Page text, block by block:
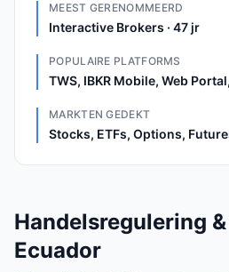
MEEST GERENOMMEERD
Interactive Brokers · 47 jr
POPULAIRE PLATFORMS
TWS, IBKR Mobile, Web
MARKTEN GEDEKT
Stocks, ETFs, Options,
Handelsregulering
Ecuador